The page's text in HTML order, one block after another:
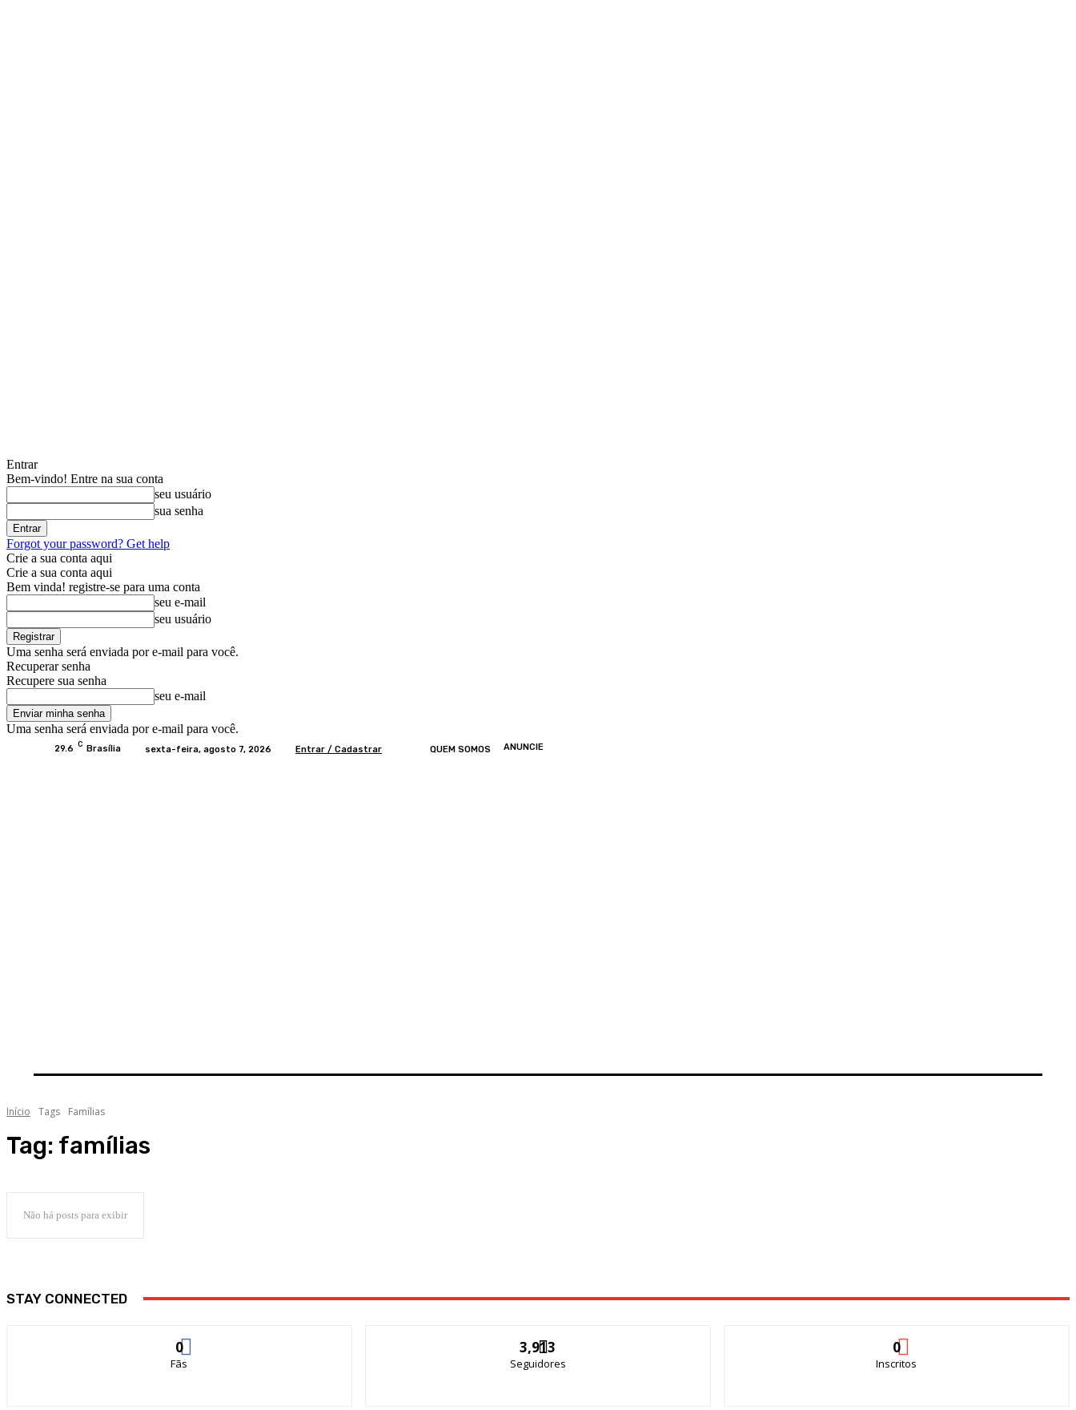
Entrar
Bem-vindo! Entre na sua conta
seu usuário
sua senha
Forgot your password? Get help
Crie a sua conta aqui
Crie a sua conta aqui
Bem vinda! registre-se para uma conta
seu e-mail
seu usuário
Uma senha será enviada por e-mail para você.
Recuperar senha
Recupere sua senha
seu e-mail
Uma senha será enviada por e-mail para você.
29.6 C Brasília sexta-feira, agosto 7, 2026 Entrar / Cadastrar QUEM SOMOS ANUNCIE
Início Tags Famílias
Tag: famílias
Não há posts para exibir
STAY CONNECTED
0
Fãs
3,913
Seguidores
0
Inscritos